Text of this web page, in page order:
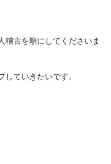
稽古を順にしてくださいま
していきたいです。